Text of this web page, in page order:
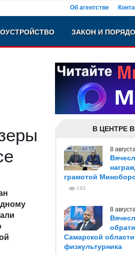
Об агентстве
ЗАКОН И
В ЦЕНТРЕ
8
грамотой
193
8
Самарской
физкультурника